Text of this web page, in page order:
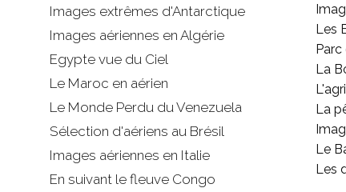
Images extrêmes d'Antarctique
Images aériennes en Algérie
Egypte vue du Ciel
Le Maroc en aérien
Le Monde Perdu du Venezuela
Sélection d'aériens au Brésil
Images aériennes en Italie
En suivant le fleuve Congo
Les
La
La
Le
Les